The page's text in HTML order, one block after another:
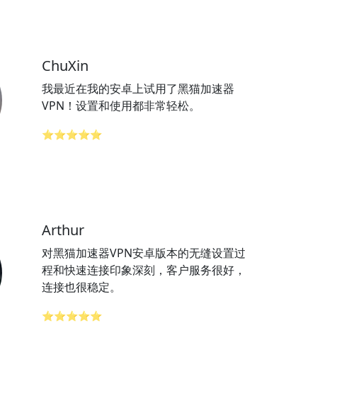
ChuXin
我最近在我的安卓上试用了黑猫加速器
VPN！设置和使用都非常轻松。
⭐⭐⭐⭐⭐
Arthur
对黑猫加速器VPN安卓版本的无缝设置过
程和快速连接印象深刻，客户服务很好，
连接也很稳定。
⭐⭐⭐⭐⭐